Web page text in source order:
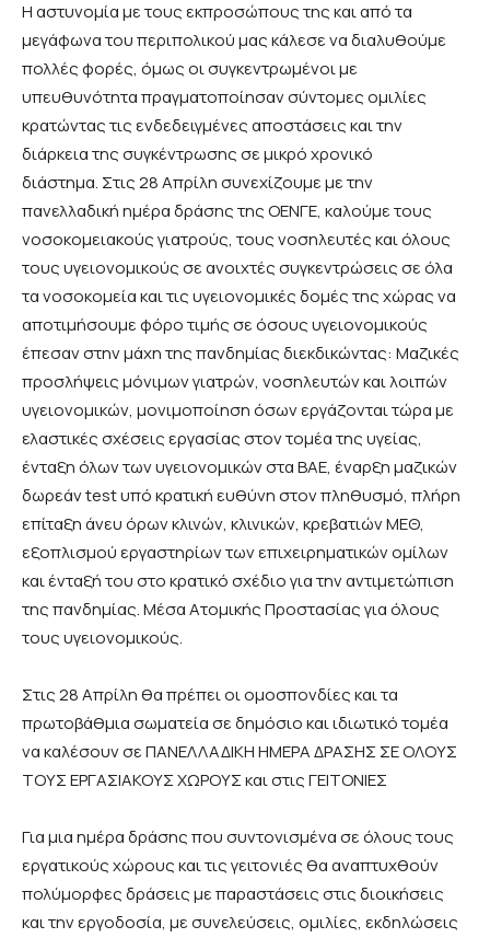
Η αστυνομία με τους εκπροσώπους της και από τα
μεγάφωνα του περιπολικού μας κάλεσε να διαλυθούμε
πολλές φορές, όμως οι συγκεντρωμένοι με
υπευθυνότητα πραγματοποίησαν σύντομες ομιλίες
κρατώντας τις ενδεδειγμένες αποστάσεις και την
διάρκεια της συγκέντρωσης σε μικρό χρονικό
διάστημα. Στις 28 Απρίλη συνεχίζουμε με την
πανελλαδική ημέρα δράσης της ΟΕΝΓΕ, καλούμε τους
νοσοκομειακούς γιατρούς, τους νοσηλευτές και όλους
τους υγειονομικούς σε ανοιχτές συγκεντρώσεις σε όλα
τα νοσοκομεία και τις υγειονομικές δομές της χώρας να
αποτιμήσουμε φόρο τιμής σε όσους υγειονομικούς
έπεσαν στην μάχη της πανδημίας διεκδικώντας: Μαζικές
προσλήψεις μόνιμων γιατρών, νοσηλευτών και λοιπών
υγειονομικών, μονιμοποίηση όσων εργάζονται τώρα με
ελαστικές σχέσεις εργασίας στον τομέα της υγείας,
ένταξη όλων των υγειονομικών στα ΒΑΕ, έναρξη μαζικών
δωρεάν test υπό κρατική ευθύνη στον πληθυσμό, πλήρη
επίταξη άνευ όρων κλινών, κλινικών, κρεβατιών ΜΕΘ,
εξοπλισμού εργαστηρίων των επιχειρηματικών ομίλων
και ένταξή του στο κρατικό σχέδιο για την αντιμετώπιση
της πανδημίας. Μέσα Ατομικής Προστασίας για όλους
τους υγειονομικούς.
Στις 28 Απρίλη θα πρέπει οι ομοσπονδίες και τα
πρωτοβάθμια σωματεία σε δημόσιο και ιδιωτικό τομέα
να καλέσουν σε ΠΑΝΕΛΛΑΔΙΚΗ ΗΜΕΡΑ ΔΡΑΣΗΣ ΣΕ ΟΛΟΥΣ
ΤΟΥΣ ΕΡΓΑΣΙΑΚΟΥΣ ΧΩΡΟΥΣ και στις ΓΕΙΤΟΝΙΕΣ
Για μια ημέρα δράσης που συντονισμένα σε όλους τους
εργατικούς χώρους και τις γειτονιές θα αναπτυχθούν
πολύμορφες δράσεις με παραστάσεις στις διοικήσεις
και την εργοδοσία, με συνελεύσεις, ομιλίες, εκδηλώσεις